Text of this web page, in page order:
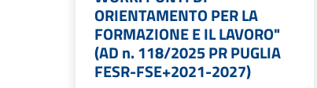
ORIENTAMENTO PER LA
FORMAZIONE E IL LAVORO"
(AD n. 118/2025 PR PUGLIA
FESR-FSE+2021-2027)